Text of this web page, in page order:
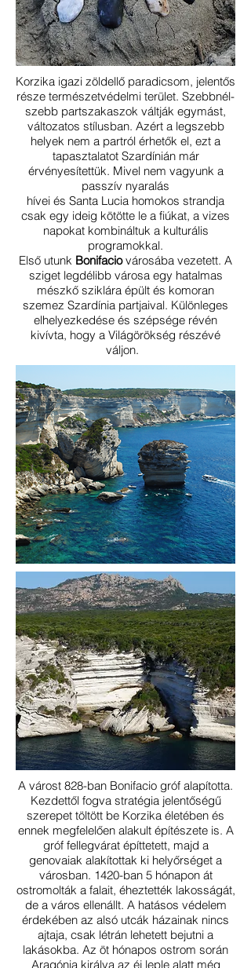
Korzika igazi zöldellő paradicsom, jelentős
része természetvédelmi terület. Szebbnél-
szebb partszakaszok váltják egymást,
változatos stílusban. Azért a legszebb
helyek nem a partról érhetők el, ezt a
tapasztalatot Szardínián már
érvényesítettük. Mivel nem vagyunk a
passzív nyaralás
hívei és Santa Lucia homokos strandja
csak egy ideig kötötte le a fiúkat, a vizes
napokat kombináltuk a kulturális
programokkal.
Első utunk Bonifaciovárosába vezetett. A
sziget legdélibb városa egy hatalmas
mészkő sziklára épült és komoran
szemez Szardínia partjaival. Különleges
elhelyezkedése és szépsége révén
kivívta, hogy a Világörökség részévé
váljon.
A várost 828-ban Bonifacio gróf alapította.
Kezdettől fogva stratégia jelentőségű
szerepet töltött be Korzika életében és
ennek megfelelően alakult építészete is. A
gróf fellegvárat építtetett, majd a
genovaiak alakítottak ki helyőrséget a
városban. 1420-ban 5 hónapon át
ostromolták a falait, éheztették lakosságát,
de a város ellenállt. A hatásos védelem
érdekében az alsó utcák házainak nincs
ajtaja, csak létrán lehetett bejutni a
lakásokba. Az öt hónapos ostrom során
Aragónia királya az éj leple alatt még